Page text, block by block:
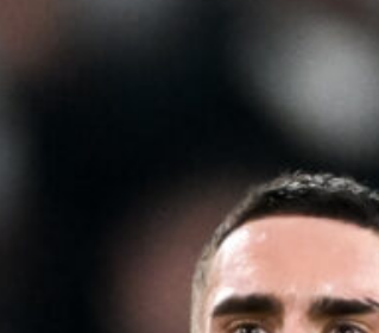
Koopmeiners, la Juventus fissa il prezzo: